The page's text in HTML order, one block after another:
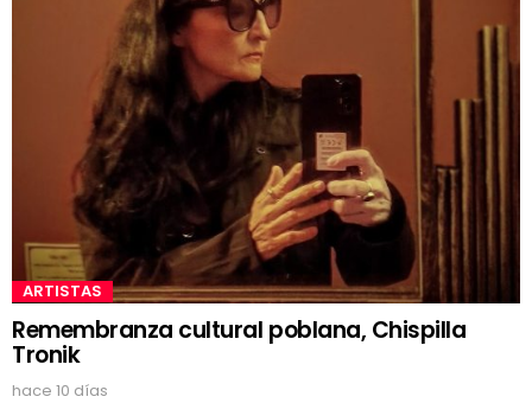
ARTISTAS
Remembranza cultural poblana, Chispilla
Tronik
hace 10 días